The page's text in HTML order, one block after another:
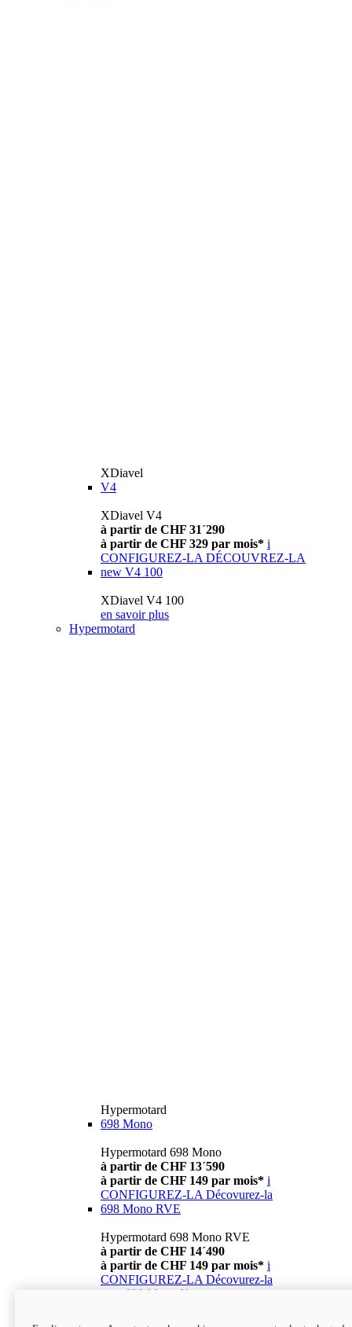
XDiavel
V4
XDiavel V4
à partir de CHF 31´290
à partir de CHF 329 par mois* i
CONFIGUREZ-LA DÉCOUVREZ-LA
new V4 100
XDiavel V4 100
en savoir plus
Hypermotard
Hypermotard
698 Mono
Hypermotard 698 Mono
à partir de CHF 13´590
à partir de CHF 149 par mois* i
CONFIGUREZ-LA Décovurez-la
698 Mono RVE
Hypermotard 698 Mono RVE
à partir de CHF 14´490
à partir de CHF 149 par mois* i
CONFIGUREZ-LA Décovurez-la
698 Mono Nera
Hypermotard 698 Mono Nera